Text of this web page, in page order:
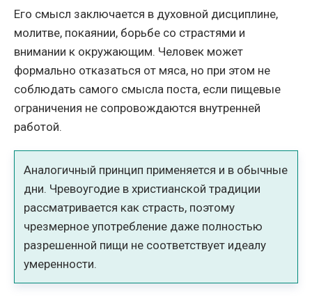
Его смысл заключается в духовной дисциплине,
молитве, покаянии, борьбе со страстями и
внимании к окружающим. Человек может
формально отказаться от мяса, но при этом не
соблюдать самого смысла поста, если пищевые
ограничения не сопровождаются внутренней
работой.
Аналогичный принцип применяется и в обычные
дни. Чревоугодие в христианской традиции
рассматривается как страсть, поэтому
чрезмерное употребление даже полностью
разрешенной пищи не соответствует идеалу
умеренности.